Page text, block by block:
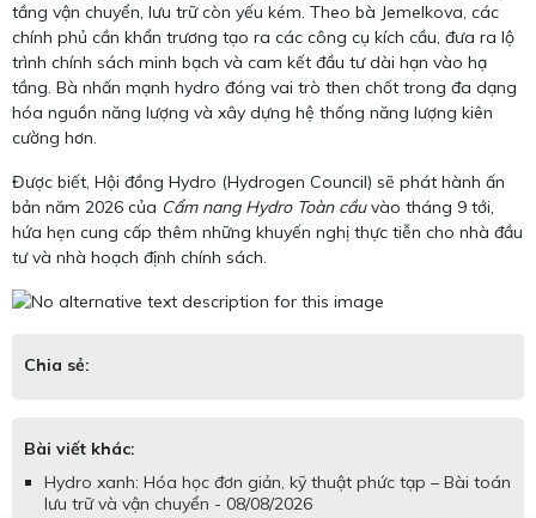
tầng vận chuyển, lưu trữ còn yếu kém. Theo bà Jemelkova, các
chính phủ cần khẩn trương tạo ra các công cụ kích cầu, đưa ra lộ
trình chính sách minh bạch và cam kết đầu tư dài hạn vào hạ
tầng. Bà nhấn mạnh hydro đóng vai trò then chốt trong đa dạng
hóa nguồn năng lượng và xây dựng hệ thống năng lượng kiên
cường hơn.
Được biết, Hội đồng Hydro (Hydrogen Council) sẽ phát hành ấn
bản năm 2026 của Cẩm nang Hydro Toàn cầuvào tháng 9 tới,
hứa hẹn cung cấp thêm những khuyến nghị thực tiễn cho nhà đầu
tư và nhà hoạch định chính sách.
Chia sẻ:
Bài viết khác:
Hydro xanh: Hóa học đơn giản, kỹ thuật phức tạp – Bài toán
lưu trữ và vận chuyển - 08/08/2026